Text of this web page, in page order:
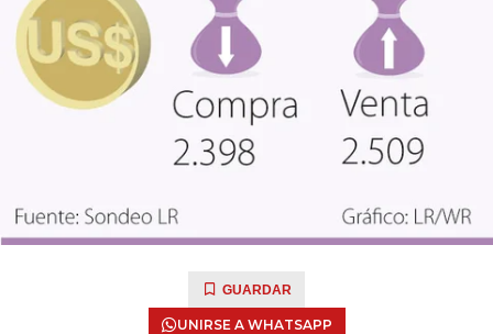
GUARDAR
UNIRSE A WHATSAPP